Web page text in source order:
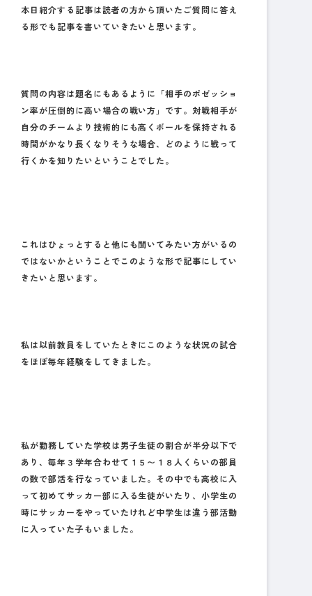
本日紹介する記事は読者の方から頂いたご質問に答え
る形でも記事を書いていきたいと思います。
質問の内容は題名にもあるように「相手のポゼッショ
ン率が圧倒的に高い場合の戦い方」です。対戦相手が
自分のチームより技術的にも高くボールを保持される
時間がかなり長くなりそうな場合、どのように戦って
行くかを知りたいということでした。
これはひょっとすると他にも聞いてみたい方がいるの
ではないかということでこのような形で記事にしてい
きたいと思います。
私は以前教員をしていたときにこのような状況の試合
をほぼ毎年経験をしてきました。
私が勤務していた学校は男子生徒の割合が半分以下で
あり、毎年３学年合わせて１５〜１８人くらいの部員
の数で部活を行なっていました。その中でも高校に入
って初めてサッカー部に入る生徒がいたり、小学生の
時にサッカーをやっていたけれど中学生は違う部活動
に入っていた子もいました。